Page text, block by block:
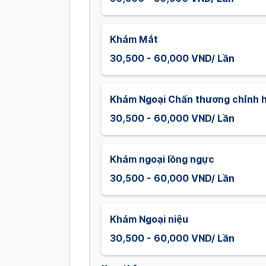
Khám Mắt
30,500 - 60,000 VND/ Lần
Khám Ngoại Chấn thương chỉnh
30,500 - 60,000 VND/ Lần
Khám ngoại lồng ngực
30,500 - 60,000 VND/ Lần
Khám Ngoại niệu
30,500 - 60,000 VND/ Lần